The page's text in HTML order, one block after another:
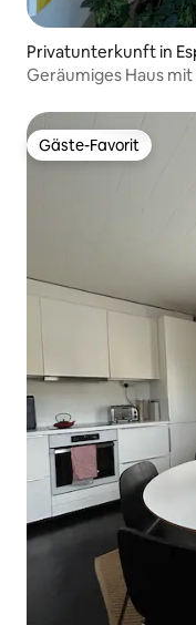
Privatunterkunft in
Geräumiges Haus
Gäste-Favorit
Gäste-Favorit